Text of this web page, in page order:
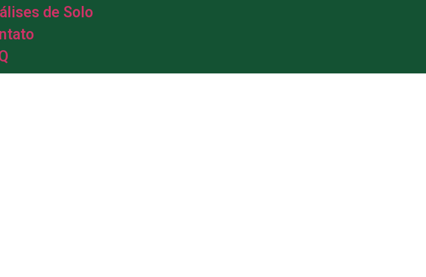
de Solo